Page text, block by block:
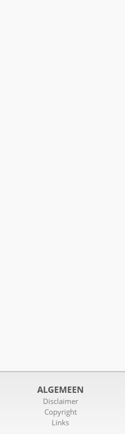
ALGEMEEN
Disclaimer
Copyright
Links